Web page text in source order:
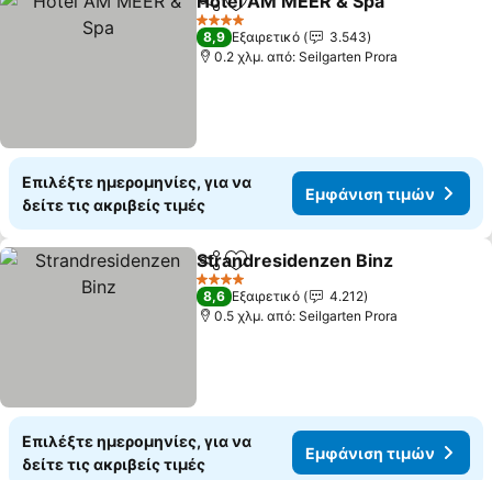
Κοινοποίηση
Προσθήκη στα αγαπημένα
4 Αστέρια
8,9 Εξαιρετικό
3.543
0.2 χλμ. από: Seilgarten Prora
Επιλέξτε ημερομηνίες, για να
δείτε τις ακριβείς τιμές
Εμφάνιση τιμών
Κοινοποίηση
Προσθήκη στα αγαπημένα
Strandresidenzen Binz
4 Αστέρια
8,6 Εξαιρετικό
4.212
0.5 χλμ. από: Seilgarten Prora
Επιλέξτε ημερομηνίες, για να
δείτε τις ακριβείς τιμές
Εμφάνιση τιμών